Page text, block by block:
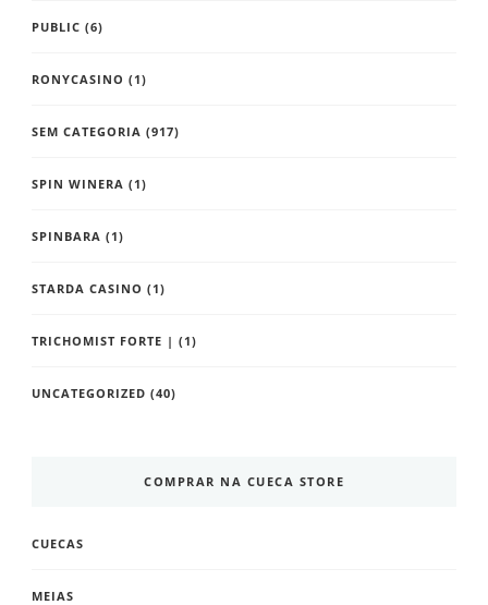
PUBLIC (6)
RONYCASINO (1)
SEM CATEGORIA (917)
SPIN WINERA (1)
SPINBARA (1)
STARDA CASINO (1)
TRICHOMIST FORTE | (1)
UNCATEGORIZED (40)
COMPRAR NA CUECA STORE
CUECAS
MEIAS